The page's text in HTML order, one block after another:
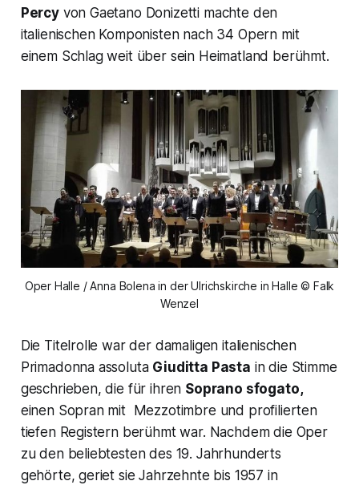
Percyvon Gaetano Donizetti machte den
italienischen Komponisten nach 34 Opern mit
einem Schlag weit über sein Heimatland berühmt.
Oper Halle / Anna Bolena in der Ulrichskirche in Halle © Falk
Wenzel
Die Titelrolle war der damaligen italienischen
Primadonna assoluta Giuditta Pasta in die Stimme
geschrieben, die für ihren Soprano sfogato,
einen Sopran mit Mezzotimbre und profilierten
tiefen Registern berühmt war. Nachdem die Oper
zu den beliebtesten des 19. Jahrhunderts
gehörte, geriet sie Jahrzehnte bis 1957 in